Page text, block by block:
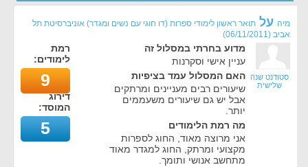
מיה על תואר ראשון לימודי ספרות (דו חוגי עם נשים ומגדר) אוניברסיטת תל
אביב (
06/11/2011
)
סטודנט שנה
שלישית
מדוע בחרתי במסלול זה
עניין אישי וסקרנות
האם המסלול עמד בציפיות
שיעורים רבים מעניינים ומרתקים
אבל יש גם שיעורים משעממים
יותר.
מה רמת הלימודים
אני מרוצה מאוד, החוג לספרות
מקצועי ומרתק, החוג למגדר מאוד
מתחשב אנושי ותומך.
רמת
לימודים:
9
דירוג
המוסד:
5